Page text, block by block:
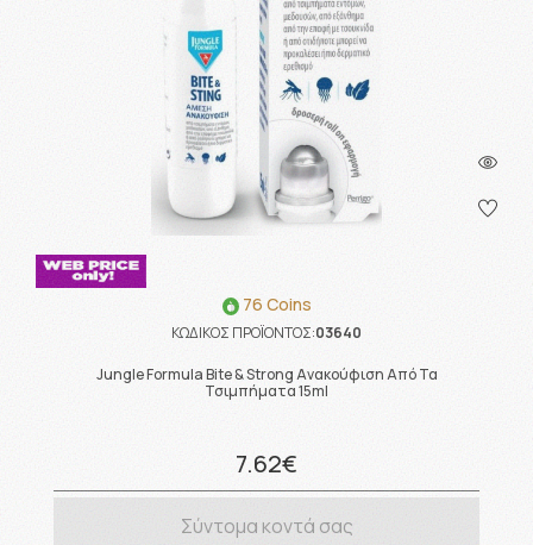
76 Coins
ΚΩΔΙΚΟΣ ΠΡΟΪΟΝΤΟΣ:03640
Jungle Formula Bite & Strong Ανακούφιση Από Τα
Τσιμπήματα 15ml
7.62€
Σύντομα κοντά σας